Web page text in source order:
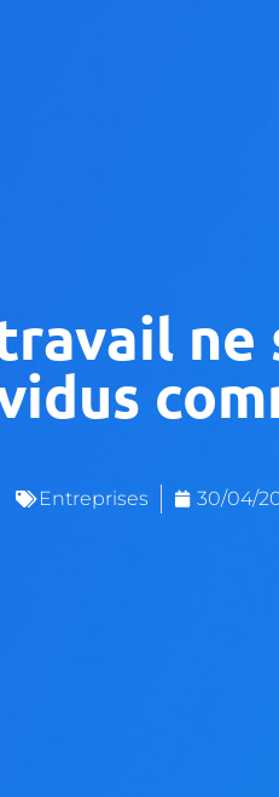
Entreprises 30/04/